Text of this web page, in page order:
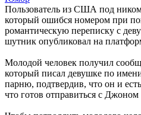
Пользователь из США под
который ошибся номером при
романтическую переписку с
шутник опубликовал на
Молодой человек получил
который писал девушке по
парню, подтвердив, что он и
что готов отправиться с Джоном